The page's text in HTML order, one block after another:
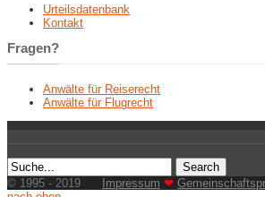
Urteilsdatenbank
Kontakt
Fragen?
Anwälte für Reiserecht
Anwälte für Flugrecht
© 1995 - 2019 Impressum ❤